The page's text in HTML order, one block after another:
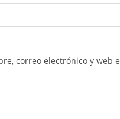
correo electrónico y web